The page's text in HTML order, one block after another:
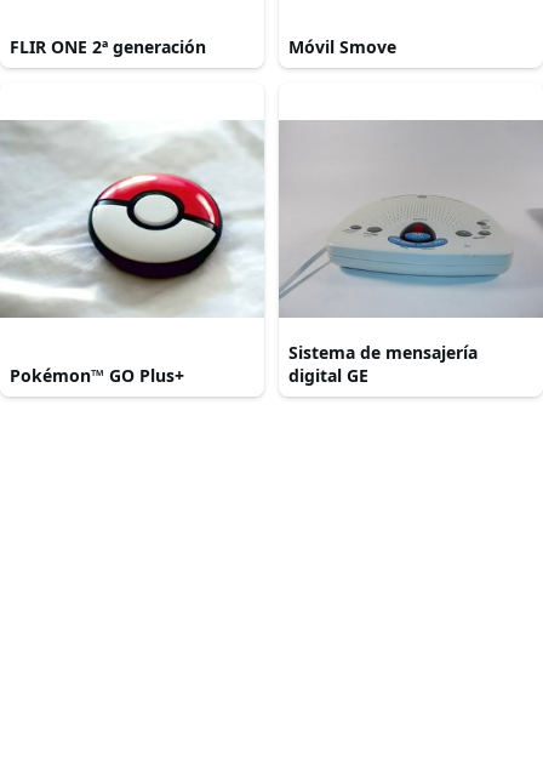
FLIR ONE 2ª generación Móvil Smove
Pokémon™ GO Plus+
Sistema de mensajería
digital GE